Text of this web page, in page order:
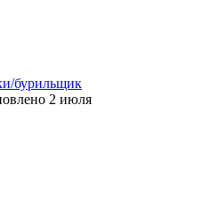
бурильщик
2 июля